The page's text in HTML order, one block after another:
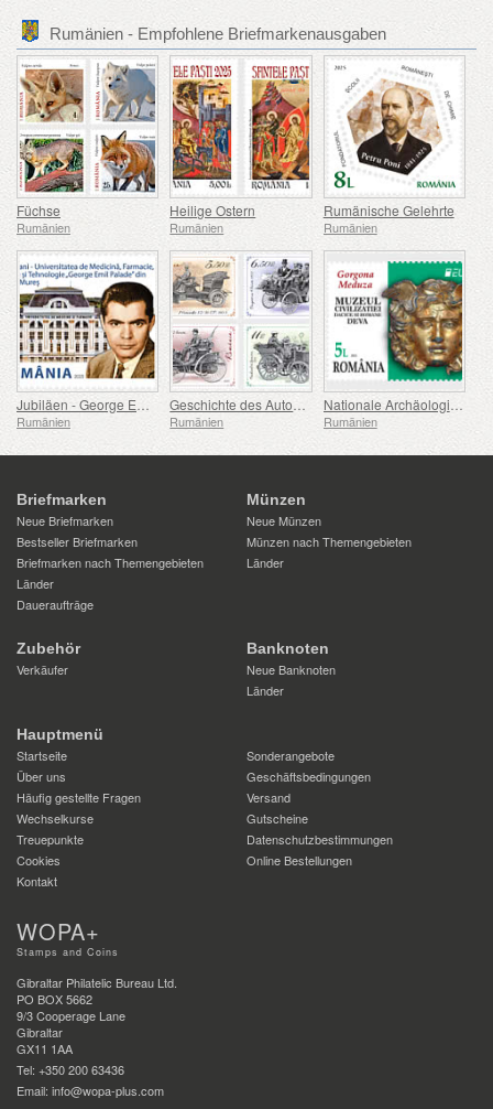
Rumänien - Empfohlene Briefmarkenausgaben
Füchse
Rumänien
Heilige Ostern
Rumänien
Rumänische Gelehrte
Rumänien
Jubiläen - George Emil Palade Universität für Medizin, Pharmazie, Naturwissenschaften und Technologie von Targu Mures
Rumänien
Geschichte des Automobils (II)
Rumänien
Nationale Archäologische Entdeckungen
Rumänien
Briefmarken
Neue Briefmarken
Bestseller Briefmarken
Briefmarken nach Themengebieten
Länder
Daueraufträge
Münzen
Neue Münzen
Münzen nach Themengebieten
Länder
Zubehör
Verkäufer
Banknoten
Neue Banknoten
Länder
Hauptmenü
Startseite
Sonderangebote
Über uns
Geschäftsbedingungen
Häufig gestellte Fragen
Versand
Wechselkurse
Gutscheine
Treuepunkte
Datenschutzbestimmungen
Cookies
Online Bestellungen
Kontakt
WOPA+
Stamps and Coins
Gibraltar Philatelic Bureau Ltd.
PO BOX 5662
9/3 Cooperage Lane
Gibraltar
GX11 1AA
Tel: +350 200 63436
Email: info@wopa-plus.com